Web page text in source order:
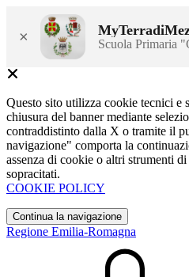
× Scuola Primaria
Questo sito utilizza cookie tecnici e
chiusura del banner mediante
contraddistinto dalla X o tramite il
navigazione" comporta la
assenza di cookie o altri strumenti
sopracitati.
COOKIE POLICY
Continua la navigazione
Regione Emilia-Romagna